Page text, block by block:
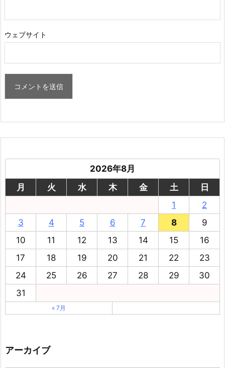
ウェブサイト
2026年8月
月
火 水 木 金 土
日
1
2
3
4 5 6 7 8
9
10
11 12 13 14 15
16
17
18 19 20 21 22
23
24
25 26 27 28 29
30
31
« 7月
アーカイブ